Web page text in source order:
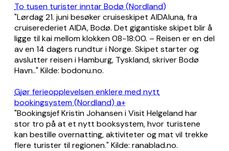
To tusen turister inntar Bodø (Nordland)
"Lørdag 21. juni besøker cruiseskipet AIDAluna, fra
cruiserederiet AIDA, Bodø. Det gigantiske skipet blir å
ligge til kai mellom klokken 08-18:00. – Reisen er en del
av en 14 dagers rundtur i Norge. Skipet starter og
avslutter reisen i Hamburg, Tyskland, skriver Bodø
Havn.." Kilde: bodonu.no.
Gjør ferieopplevelsen enklere med nytt
bookingsystem (Nordland) a+
"Bookingsjef Kristin Johansen i Visit Helgeland har
stor tro på at et nytt booksystem, hvor turistene
kan bestille overnatting, aktiviteter og mat vil trekke
flere turister til regionen." Kilde: ranablad.no.